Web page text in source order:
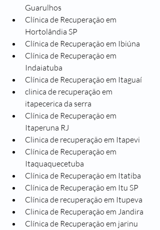
Guarulhos
Clínica de Recuperação em
Hortolândia SP
Clínica de Recuperação em Ibiúna
Clínica de Recuperação em
Indaiatuba
Clínica de Recuperação em Itaguaí
clinica de recuperação em
itapecerica da serra
Clínica de Recuperação em
Itaperuna RJ
Clinica de recuperação em Itapevi
Clínica de Recuperação em
Itaquaquecetuba
Clínica de Recuperação em Itatiba
Clínica de Recuperação em Itu SP
Clínica de recuperação em Itupeva
Clinica de Recuperação em Jandira
Clínica de Recuperação em jarinu